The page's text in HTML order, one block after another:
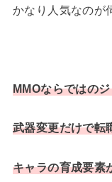
かなり人気なのが
MMOならではの
武器変更だけで転
キャラの育成要素